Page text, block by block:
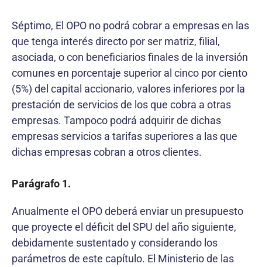
Séptimo, El OPO no podrá cobrar a empresas en las
que tenga interés directo por ser matriz, filial,
asociada, o con beneficiarios finales de la inversión
comunes en porcentaje superior al cinco por ciento
(5%) del capital accionario, valores inferiores por la
prestación de servicios de los que cobra a otras
empresas. Tampoco podrá adquirir de dichas
empresas servicios a tarifas superiores a las que
dichas empresas cobran a otros clientes.
Parágrafo 1.
Anualmente el OPO deberá enviar un presupuesto
que proyecte el déficit del SPU del año siguiente,
debidamente sustentado y considerando los
parámetros de este capítulo. El Ministerio de las